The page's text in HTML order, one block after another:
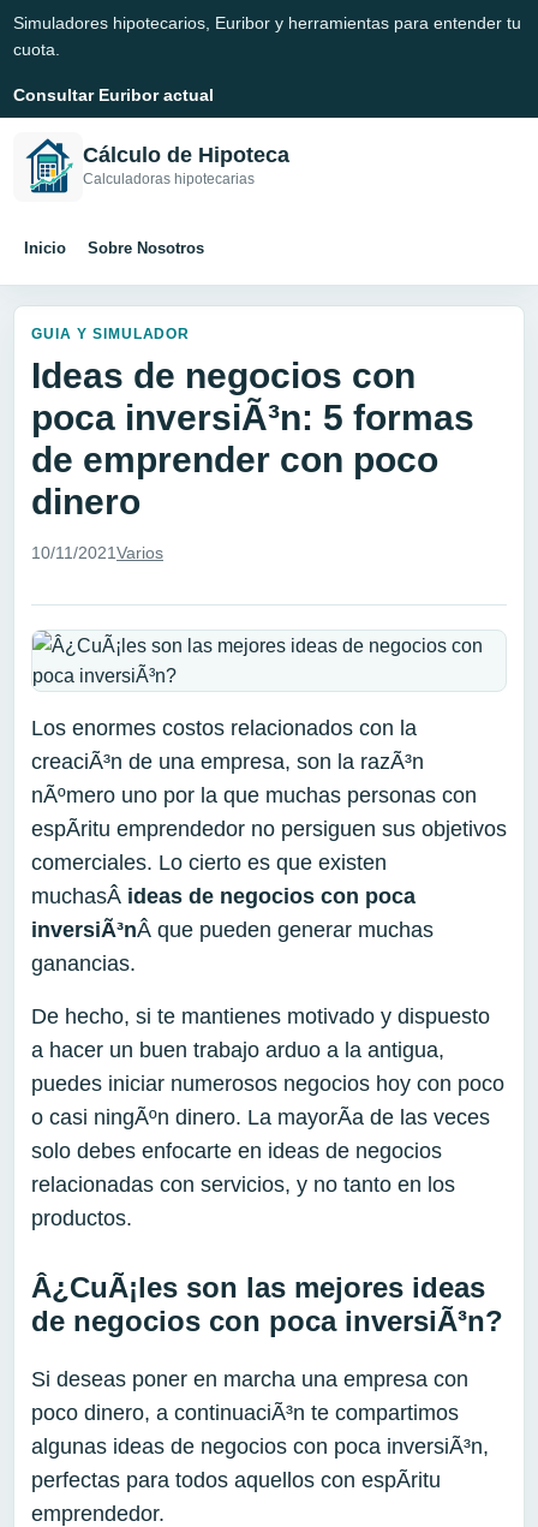
Simuladores hipotecarios, Euribor y herramientas para entender tu
cuota.
Consultar Euribor actual
Cálculo de Hipoteca
Calculadoras hipotecarias
Inicio Sobre Nosotros
GUIA Y SIMULADOR
Ideas de negocios con
poca inversiÃ³n: 5 formas
de emprender con poco
dinero
10/11/2021Varios
Los enormes costos relacionados con la
creaciÃ³n de una empresa, son la razÃ³n
nÃºmero uno por la que muchas personas con
espÃ­ritu emprendedor no persiguen sus objetivos
comerciales. Lo cierto es que existen
muchasÂ ideas de negocios con poca
inversiÃ³nÂ que pueden generar muchas
ganancias.
De hecho, si te mantienes motivado y dispuesto
a hacer un buen trabajo arduo a la antigua,
puedes iniciar numerosos negocios hoy con poco
o casi ningÃºn dinero. La mayorÃ­a de las veces
solo debes enfocarte en ideas de negocios
relacionadas con servicios, y no tanto en los
productos.
Â¿CuÃ¡les son las mejores ideas
de negocios con poca inversiÃ³n?
Si deseas poner en marcha una empresa con
poco dinero, a continuaciÃ³n te compartimos
algunas ideas de negocios con poca inversiÃ³n,
perfectas para todos aquellos con espÃ­ritu
emprendedor.